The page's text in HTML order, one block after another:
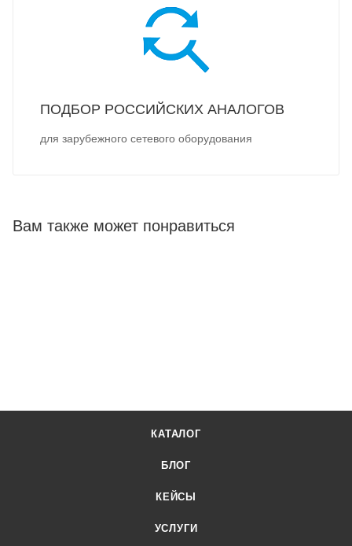
ПОДБОР РОССИЙСКИХ АНАЛОГОВ
для зарубежного сетевого оборудования
Вам также может понравиться
КАТАЛОГ
БЛОГ
КЕЙСЫ
УСЛУГИ